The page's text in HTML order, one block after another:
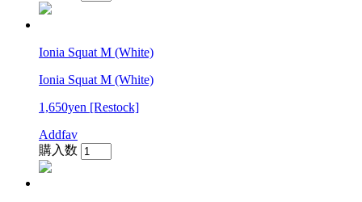
Ionia Squat M (White)
Ionia Squat M (White)
1,650yen [Restock]
Addfav
購入数